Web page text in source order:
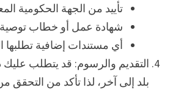
تأييد من الجهة الحكومية
شهادة عمل أو خطاب توصية
أي مستندات إضافية تطلبها
التقديم والرسوم: قد يتطلب
بلد إلى آخر، لذا تأكد من التحقق